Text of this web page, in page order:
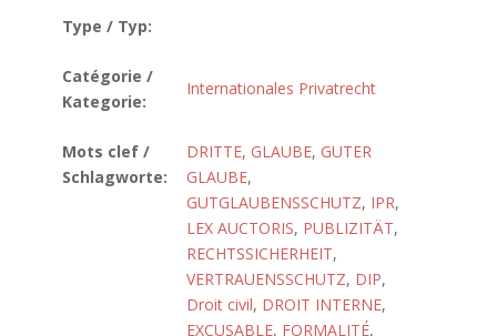
Type / Typ:
Catégorie /
Kategorie:
Internationales Privatrecht
Mots clef /
Schlagworte:
DRITTE, GLAUBE, GUTER
GLAUBE,
GUTGLAUBENSSCHUTZ, IPR,
LEX AUCTORIS, PUBLIZITÄT,
RECHTSSICHERHEIT,
VERTRAUENSSCHUTZ, DIP,
Droit civil, DROIT INTERNE,
EXCUSABLE, FORMALITÉ,